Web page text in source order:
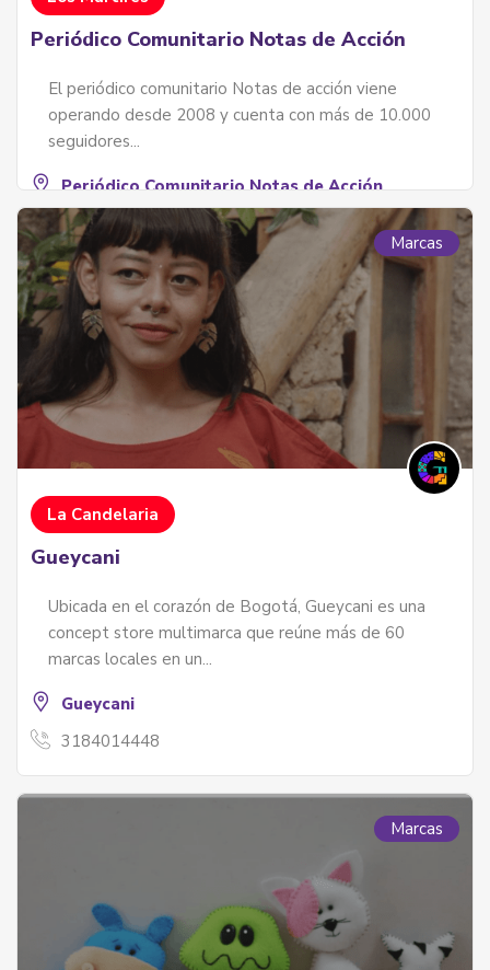
Periódico Comunitario Notas de Acción
El periódico comunitario Notas de acción viene
operando desde 2008 y cuenta con más de 10.000
seguidores...
Periódico Comunitario Notas de Acción
3103928752
Marcas
La Candelaria
Gueycani
Ubicada en el corazón de Bogotá, Gueycani es una
concept store multimarca que reúne más de 60
marcas locales en un...
Gueycani
3184014448
Marcas